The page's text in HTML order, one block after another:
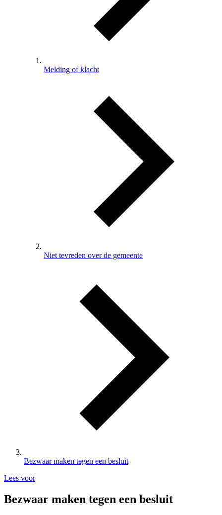
Melding of klacht
Niet tevreden over de gemeente
Bezwaar maken tegen een besluit
Lees voor
Bezwaar maken tegen een besluit